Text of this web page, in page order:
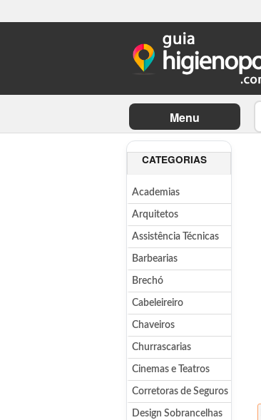
Menu
CATEGORIAS
Academias
Arquitetos
Assistência Técnicas
Barbearias
Brechó
Cabeleireiro
Chaveiros
Churrascarias
Cinemas e Teatros
Corretoras de Seguros
Design Sobrancelhas